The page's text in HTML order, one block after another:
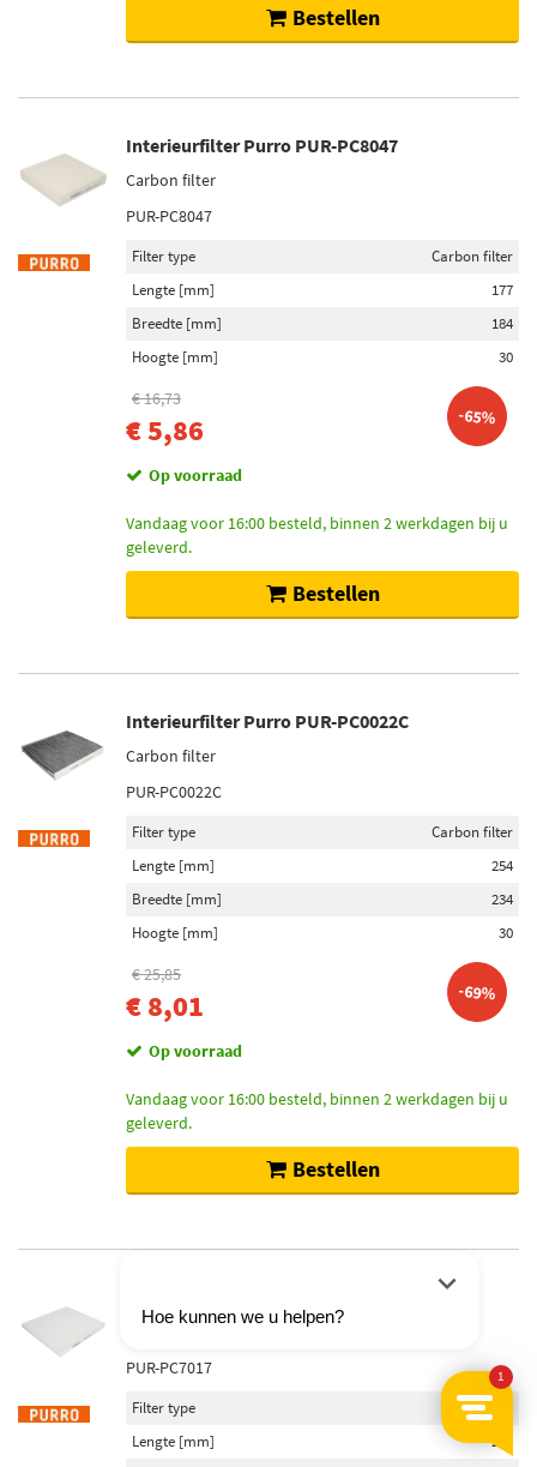
Bestellen
Interieurfilter Purro PUR-PC8047
Carbon filter
PUR-PC8047
Filter type
Carbon filter
Lengte [mm]
177
Breedte [mm]
184
Hoogte [mm]
30
€ 16,73
€ 5,86 -65%
Op voorraad
Vandaag voor 16:00 besteld, binnen 2 werkdagen bij u
geleverd.
Bestellen
Interieurfilter Purro PUR-PC0022C
Carbon filter
PUR-PC0022C
Filter type
Carbon filter
Lengte [mm]
254
Breedte [mm]
234
Hoogte [mm]
30
€ 25,85
€ 8,01 -69%
Op voorraad
Vandaag voor 16:00 besteld, binnen 2 werkdagen bij u
geleverd.
Bestellen
PUR-PC7017
Filter type
Pollenfilter
Lengte [mm]
226